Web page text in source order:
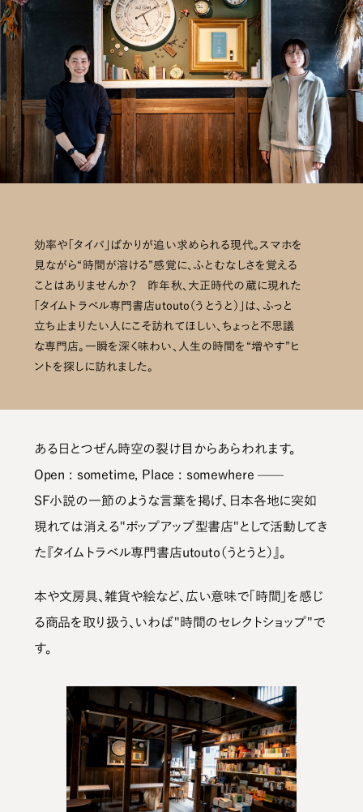
効率や「タイパ」ばかりが追い求められる現代。スマホを
見ながら“時間が溶ける”感覚に、ふとむなしさを覚える
ことはありませんか？ 昨年秋、大正時代の蔵に現れた
「タイムトラベル専門書店utouto（うとうと）」は、ふっと
立ち止まりたい人にこそ訪れてほしい、ちょっと不思議
な専門店。一瞬を深く味わい、人生の時間を“増やす”ヒ
ントを探しに訪れました。
ある日とつぜん時空の裂け目からあらわれます。
Open : sometime, Place : somewhere ——
SF小説の一節のような言葉を掲げ、日本各地に突如
現れては消える"ポップアップ型書店"として活動してき
た『タイムトラベル専門書店utouto（うとうと）』。
本や文房具、雑貨や絵など、広い意味で「時間」を感じ
る商品を取り扱う、いわば"時間のセレクトショップ"で
す。